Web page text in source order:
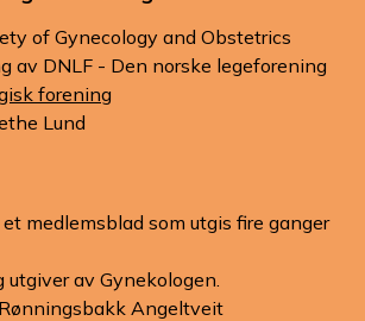
of Gynecology and Obstetrics
av DNLF - Den norske legeforening
forening
Lund
medlemsblad som utgis fire ganger
utgiver av Gynekologen.
Angeltveit